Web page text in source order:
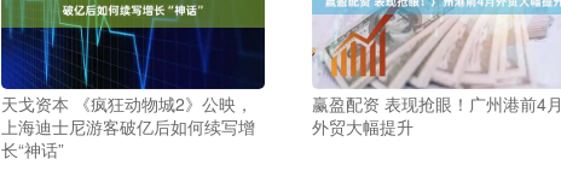
天戈资本 《疯狂动物城2》公映，
上海迪士尼游客破亿后如何续写增
长“神话”
赢盈配资 表现抢眼！广州港前4月
外贸大幅提升